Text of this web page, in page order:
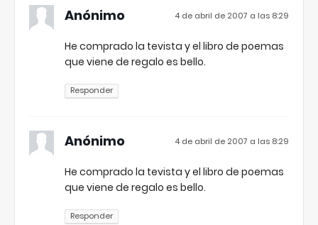
Anónimo 4 de abril de 2007 a las 8:29
He comprado la tevista y el libro de poemas
que viene de regalo es bello.
Responder
Anónimo 4 de abril de 2007 a las 8:29
He comprado la tevista y el libro de poemas
que viene de regalo es bello.
Responder